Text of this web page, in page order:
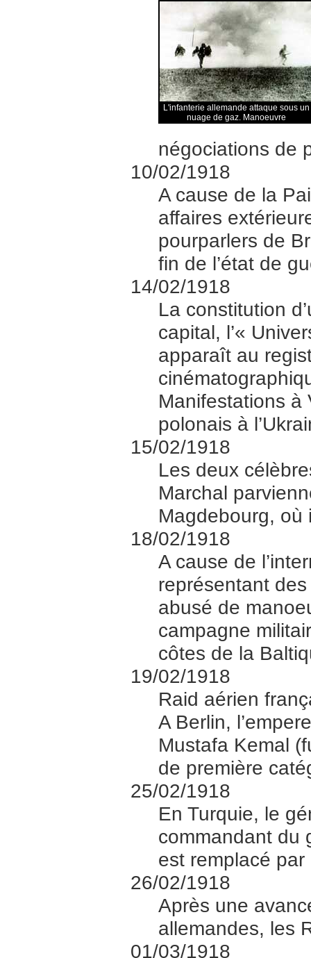
L'infanterie allemande attaque sous un
nuage de gaz. Manoeuvre
négociations de
10/02/1918
A cause de la
affaires
pourparlers de
fin de l’état de
14/02/1918
La constitution
capital, l’«
apparaît au
Manifestations à
polonais à
15/02/1918
Les deux
Marchal
Magdebourg, où
18/02/1918
A cause de
représentant
abusé de
campagne
côtes de la
19/02/1918
Raid aérien
A Berlin,
Mustafa Kemal
de première
25/02/1918
En Turquie, le
commandant du
est remplacé
26/02/1918
Après une
allemandes, les
01/03/1918